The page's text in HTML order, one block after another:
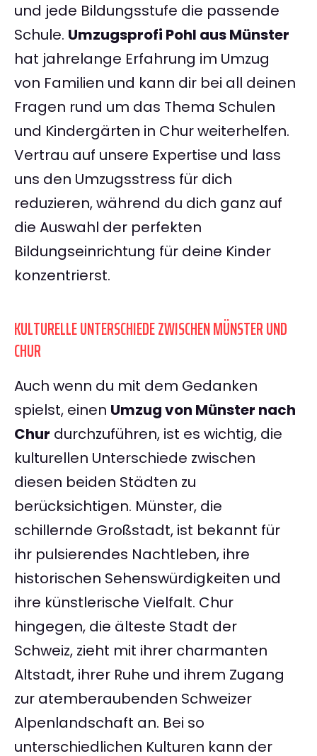
und jede Bildungsstufe die passende
Schule. Umzugsprofi Pohl aus Münster
hat jahrelange Erfahrung im Umzug
von Familien und kann dir bei all deinen
Fragen rund um das Thema Schulen
und Kindergärten in Chur weiterhelfen.
Vertrau auf unsere Expertise und lass
uns den Umzugsstress für dich
reduzieren, während du dich ganz auf
die Auswahl der perfekten
Bildungseinrichtung für deine Kinder
konzentrierst.
KULTURELLE UNTERSCHIEDE ZWISCHEN MÜNSTER UND
CHUR
Auch wenn du mit dem Gedanken
spielst, einen Umzug von Münster nach
Chur durchzuführen, ist es wichtig, die
kulturellen Unterschiede zwischen
diesen beiden Städten zu
berücksichtigen. Münster, die
schillernde Großstadt, ist bekannt für
ihr pulsierendes Nachtleben, ihre
historischen Sehenswürdigkeiten und
ihre künstlerische Vielfalt. Chur
hingegen, die älteste Stadt der
Schweiz, zieht mit ihrer charmanten
Altstadt, ihrer Ruhe und ihrem Zugang
zur atemberaubenden Schweizer
Alpenlandschaft an. Bei so
unterschiedlichen Kulturen kann der